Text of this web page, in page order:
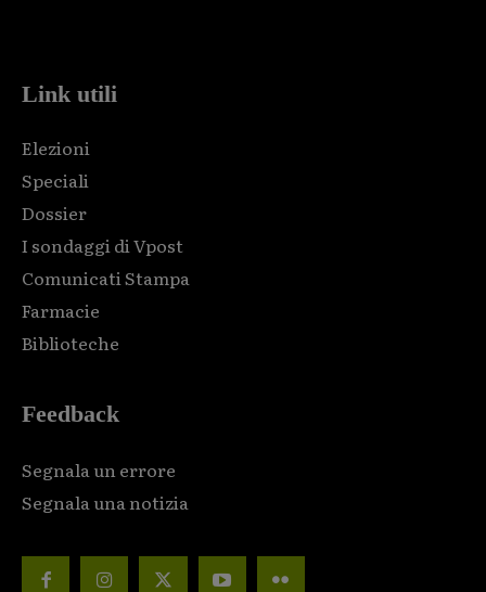
Link utili
Elezioni
Speciali
Dossier
I sondaggi di Vpost
Comunicati Stampa
Farmacie
Biblioteche
Feedback
Segnala un errore
Segnala una notizia